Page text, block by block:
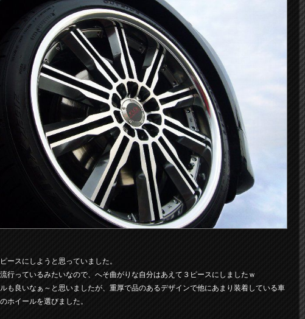
ースにしようと思っていました。
行っているみたいなので、へそ曲がりな自分はあえて３ピースにしましたｗ
も良いなぁ～と思いましたが、重厚で品のあるデザインで他にあまり装着している車
ホイールを選びました。